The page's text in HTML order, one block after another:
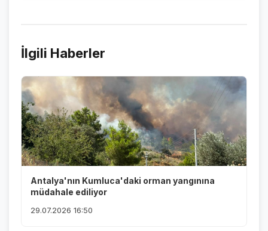
İlgili Haberler
Antalya'nın Kumluca'daki orman yangınına
müdahale ediliyor
29.07.2026 16:50